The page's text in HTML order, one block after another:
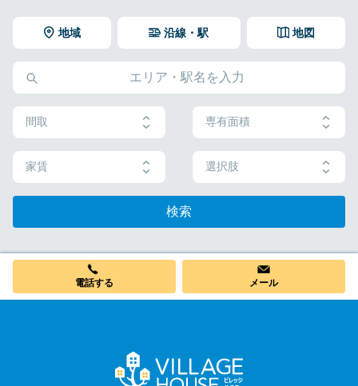
地域 地図
沿線・駅
間取 専有面積
家賃 選択肢
検索
電話する メール